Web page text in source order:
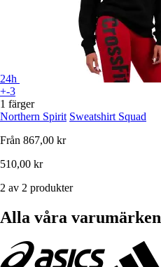
24h
+-3
1 färger
Northern Spirit Sweatshirt Squad
Från 867,00 kr
510,00 kr
2 av 2 produkter
Alla våra varumärken